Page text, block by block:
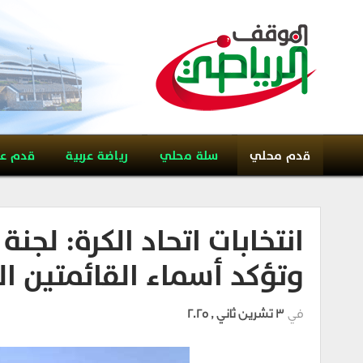
قدم محلي سلة محلي رياضة عربية قدم
انتخابات اتحاد الكرة:
وتؤكد أسماء القائمتين
في 3 تشرين ثاني , 2025